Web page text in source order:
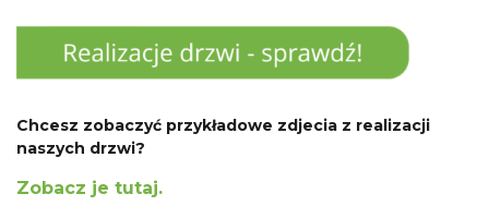
Chcesz zobaczyć przykładowe zdjecia z realizacji
naszych drzwi?
Zobacz je tutaj.